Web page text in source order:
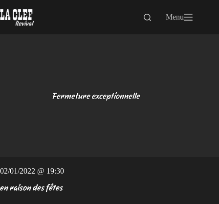
au
contenu
Menu
Fermeture exceptionnelle
02/01/2022 @ 19:30
en raison des fêtes